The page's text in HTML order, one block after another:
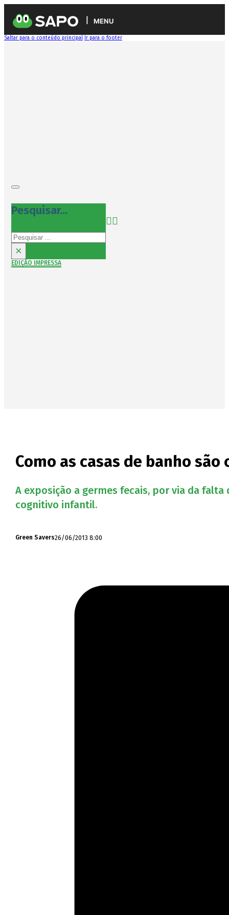
MENU
Saltar para o conteúdo principal Ir para o footer
Pesquisar...
Pesquisar
×
EDIÇÃO IMPRESSA
Como as casas de banho
A exposição a germes fecais, por via da
cognitivo infantil.
Green Savers26/06/2013 8:00